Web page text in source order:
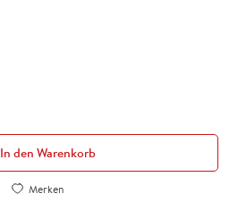
In den Warenkorb
Merken